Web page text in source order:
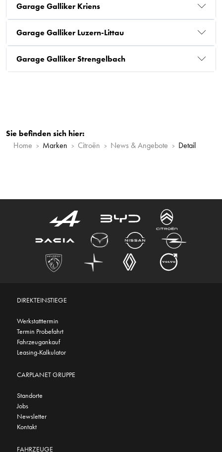
Garage Galliker Kriens
Garage Galliker Luzern-Littau
Garage Galliker Strengelbach
Sie befinden sich hier:
Home
Marken Citroën News & Angebote Detail
DIREKTEINSTIEGE
Werkstatttermin
Termin Probefahrt
Fahrzeugankauf
Leasing-Kalkulator
CARPLANET GRUPPE
Standorte
Jobs
Newsletter
Kontakt
FAHRZEUGE